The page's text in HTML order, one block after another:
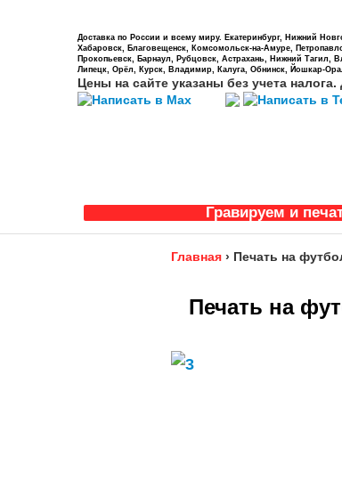
Доставка по России и всему миру. Екатеринбург, Нижний
Хабаровск, Благовещенск, Комсомольск-на-Амуре,
Прокопьевск, Барнаул, Рубцовск, Астрахань, Нижний Тагил,
Липецк, Орёл, Курск, Владимир, Калуга, Обнинск, Йошкар-
Цены на сайте указаны без учета
Гравируем и
Главная › Печать на
Печать на